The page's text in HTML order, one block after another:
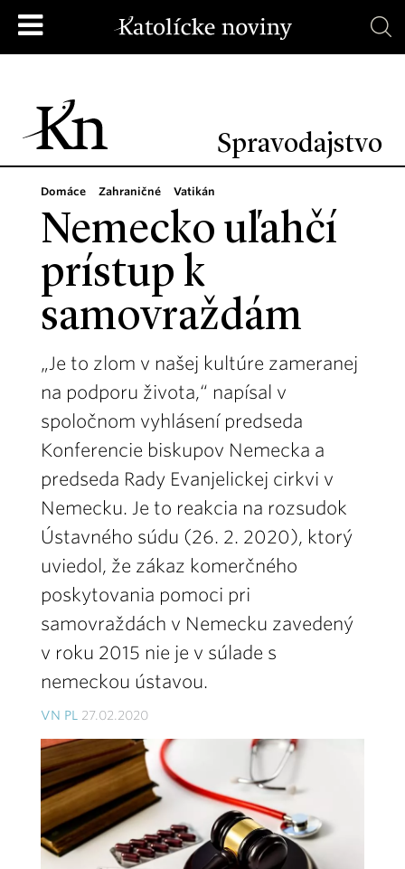
Spravodajstvo
Domáce Zahraničné Vatikán
Nemecko uľahčí
prístup k
samovraždám
„Je to zlom v našej kultúre zameranej
na podporu života,“ napísal v
spoločnom vyhlásení predseda
Konferencie biskupov Nemecka a
predseda Rady Evanjelickej cirkvi v
Nemecku. Je to reakcia na rozsudok
Ústavného súdu (26. 2. 2020), ktorý
uviedol, že zákaz komerčného
poskytovania pomoci pri
samovraždách v Nemecku zavedený
v roku 2015 nie je v súlade s
nemeckou ústavou.
VN PL 27.02.2020